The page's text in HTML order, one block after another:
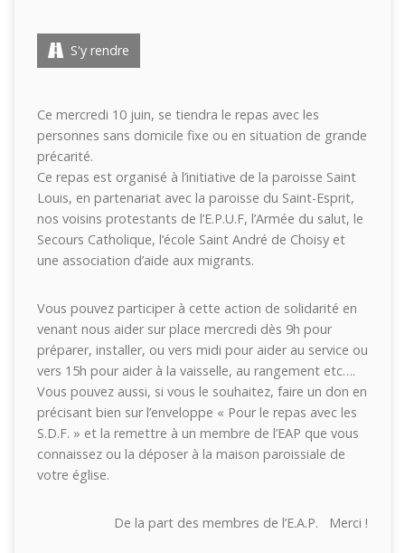
S'y rendre
Ce mercredi 10 juin, se tiendra le repas avec les
personnes sans domicile fixe ou en situation de grande
précarité.
Ce repas est organisé à l’initiative de la paroisse Saint
Louis, en partenariat avec la paroisse du Saint-Esprit,
nos voisins protestants de l’E.P.U.F, l’Armée du salut, le
Secours Catholique, l’école Saint André de Choisy et
une association d’aide aux migrants.
Vous pouvez participer à cette action de solidarité en
venant nous aider sur place mercredi dès 9h pour
préparer, installer, ou vers midi pour aider au service ou
vers 15h pour aider à la vaisselle, au rangement etc….
Vous pouvez aussi, si vous le souhaitez, faire un don en
précisant bien sur l’enveloppe « Pour le repas avec les
S.D.F. » et la remettre à un membre de l’EAP que vous
connaissez ou la déposer à la maison paroissiale de
votre église.
De la part des membres de l’E.A.P. Merci !